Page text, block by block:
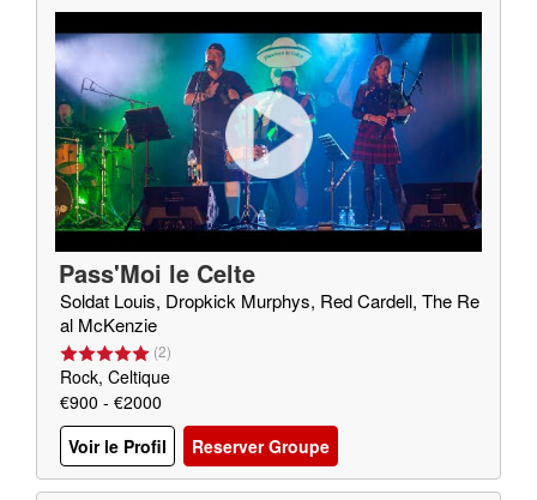
Pass'Moi le Celte
Soldat Louis, Dropkick Murphys, Red Cardell, The Re
al McKenzie
(2)
Rock, Celtique
€900 - €2000
Voir le Profil
Reserver Groupe